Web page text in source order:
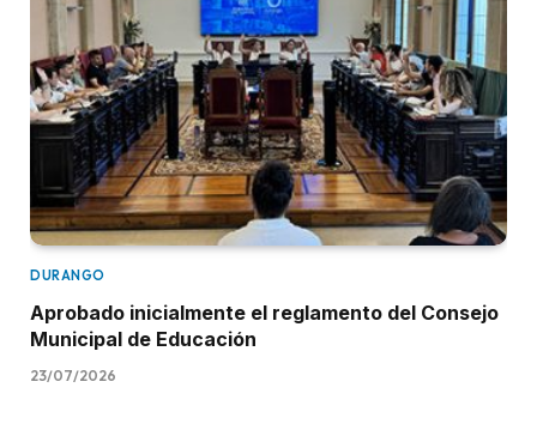
DURANGO
Aprobado inicialmente el reglamento del Consejo
Municipal de Educación
23/07/2026